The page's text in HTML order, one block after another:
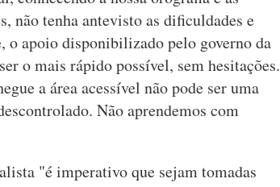
não tenha antevisto as dificuldades e
o apoio disponibilizado pelo governo da
o mais rápido possível, sem hesitações.
a área acessível não pode ser uma
Não aprendemos com
"é imperativo que sejam tomadas